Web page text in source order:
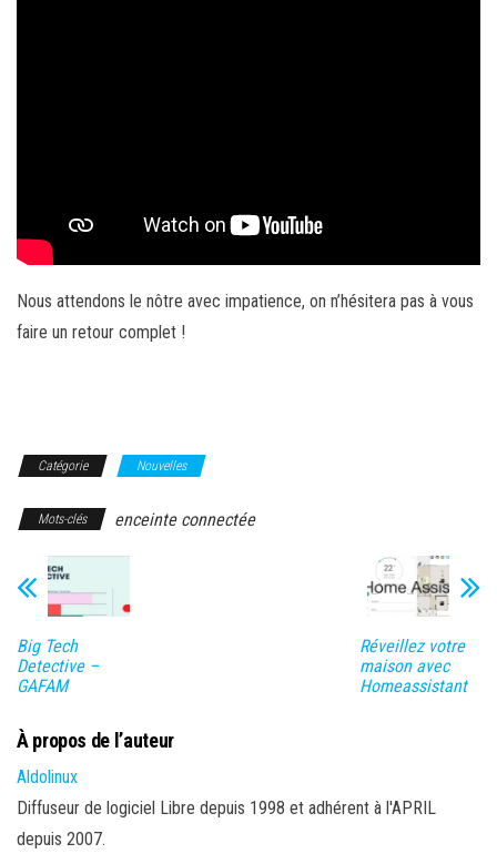
Nous attendons le nôtre avec impatience, on n’hésitera pas à vous
faire un retour complet !
Catégorie Nouvelles
Mots-clés enceinte connectée
Big Tech
Detective –
GAFAM
Réveillez votre
maison avec
Homeassistant
À propos de l’auteur
Aldolinux
Diffuseur de logiciel Libre depuis 1998 et adhérent à l'APRIL
depuis 2007.